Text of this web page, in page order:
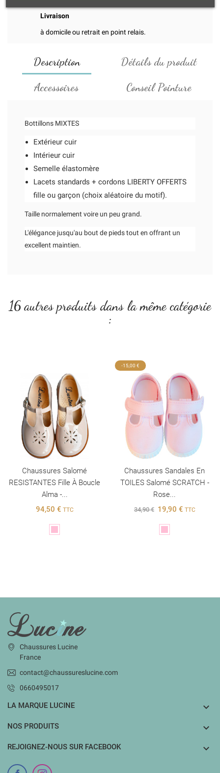
Livraison
à domicile ou retrait en point relais.
Description Détails du produit
Accessoires Conseil Pointure
Bottillons MIXTES
Extérieur cuir
Intérieur cuir
Semelle élastomère
Lacets standards + cordons LIBERTY OFFERTS
fille ou garçon (choix aléatoire du motif).
Taille normalement voire un peu grand.
L'élégance jusqu'au bout de pieds tout en offrant un
excellent maintien.
16 autres produits dans la même catégorie
:
Chaussures Salomé
RESISTANTES Fille À Boucle
Alma -...
94,50 € TTC
-15,00 €
Chaussures Sandales En
TOILES Salomé SCRATCH -
Rose...
34,90 € 19,90 € TTC
INFORMATIONS
Chaussures Lucine
France
contact@chaussureslucine.com
0660495017
LA MARQUE LUCINE 
NOS PRODUITS 
REJOIGNEZ-NOUS SUR FACEBOOK 